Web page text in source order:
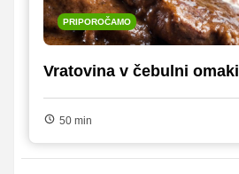
PRIPOROČAMO
Vratovina v čebulni omaki
50 min